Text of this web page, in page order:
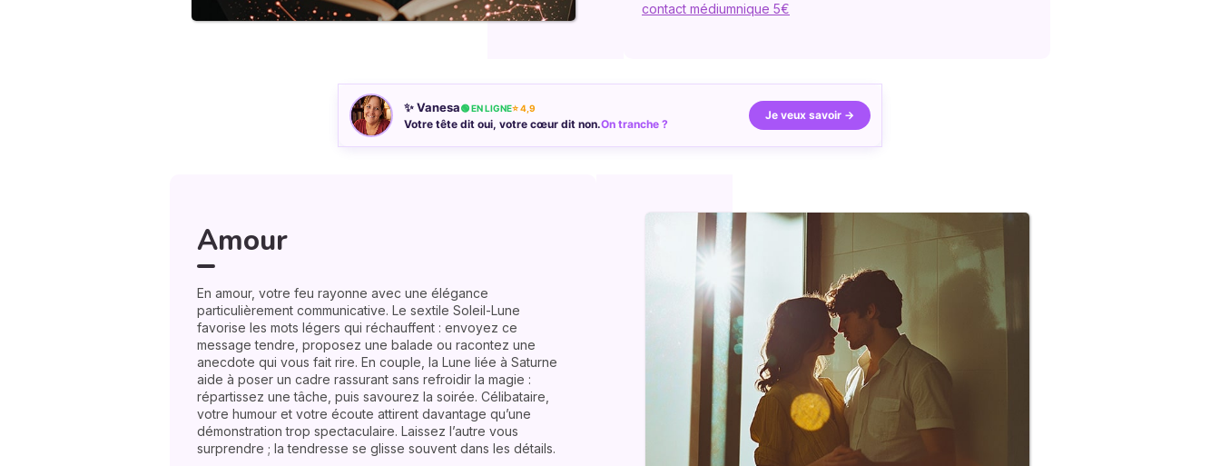
contact médiumnique 5€
✨ Vanesa🟢 EN LIGNE⭐ 4,9
Votre tête dit oui, votre cœur dit non.On tranche ?
Je veux savoir →
Amour
En amour, votre feu rayonne avec une élégance
particulièrement communicative. Le sextile Soleil-Lune
favorise les mots légers qui réchauffent : envoyez ce
message tendre, proposez une balade ou racontez une
anecdote qui vous fait rire. En couple, la Lune liée à Saturne
aide à poser un cadre rassurant sans refroidir la magie :
répartissez une tâche, puis savourez la soirée. Célibataire,
votre humour et votre écoute attirent davantage qu’une
démonstration trop spectaculaire. Laissez l’autre vous
surprendre ; la tendresse se glisse souvent dans les détails.